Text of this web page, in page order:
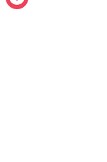
c